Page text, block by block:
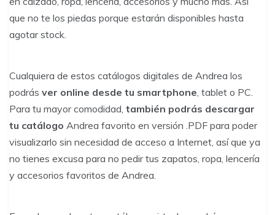
que no te los piedas porque estarán disponibles hasta
agotar stock.
Cualquiera de estos catálogos digitales de Andrea los
podrás ver online desde tu smartphone , tablet o PC.
Para tu mayor comodidad, también podrás descargar
tu catálogo Andrea favorito en versión . PDF para poder
visualizarlo sin necesidad de acceso a Internet, así que ya
no tienes excusa para no pedir tus zapatos, ropa, lencería
y accesorios favoritos de Andrea.